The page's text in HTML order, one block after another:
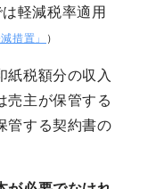
軽減税率適用
措置」 ）
紙税額分の収入
売主が保管する
管する契約書の